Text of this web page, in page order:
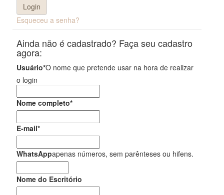
Esqueceu a senha?
Ainda não é cadastrado? Faça seu cadastro
agora:
Usuário*O nome que pretende usar na hora de realizar
o login
Nome completo*
E-mail*
WhatsAppapenas números, sem parênteses ou hifens.
Nome do Escritório